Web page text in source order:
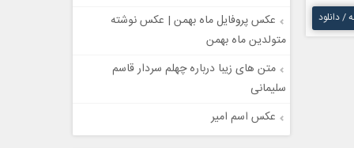
/ دانلود
عکس پروفایل ماه بهمن | عکس نوشته
متولدین ماه بهمن
متن های زیبا درباره چهلم سردار قاسم
سلیمانی
عکس اسم امیر